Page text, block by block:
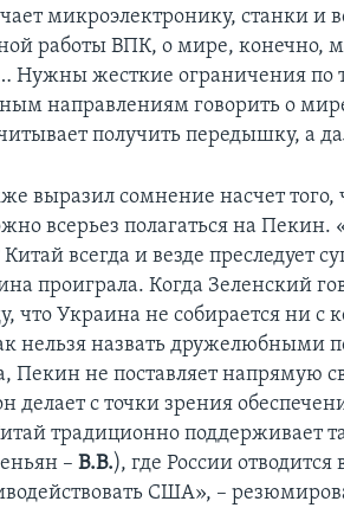
микроэлектронику, станки и
работы ВПК, о мире, конечно,
Нужны жесткие ограничения по
направлениям говорить о
получить передышку, а
выразил сомнение насчет
всерьез полагаться на Пекин.
всегда и везде преследует
проиграла. Когда Зеленский
что Украина не собирается ни с
нельзя назвать дружелюбными
Пекин не поставляет напрямую
делает с точки зрения
традиционно поддерживает
–В.В.), где России
США», –